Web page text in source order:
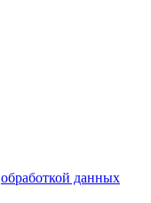
обработкой данных